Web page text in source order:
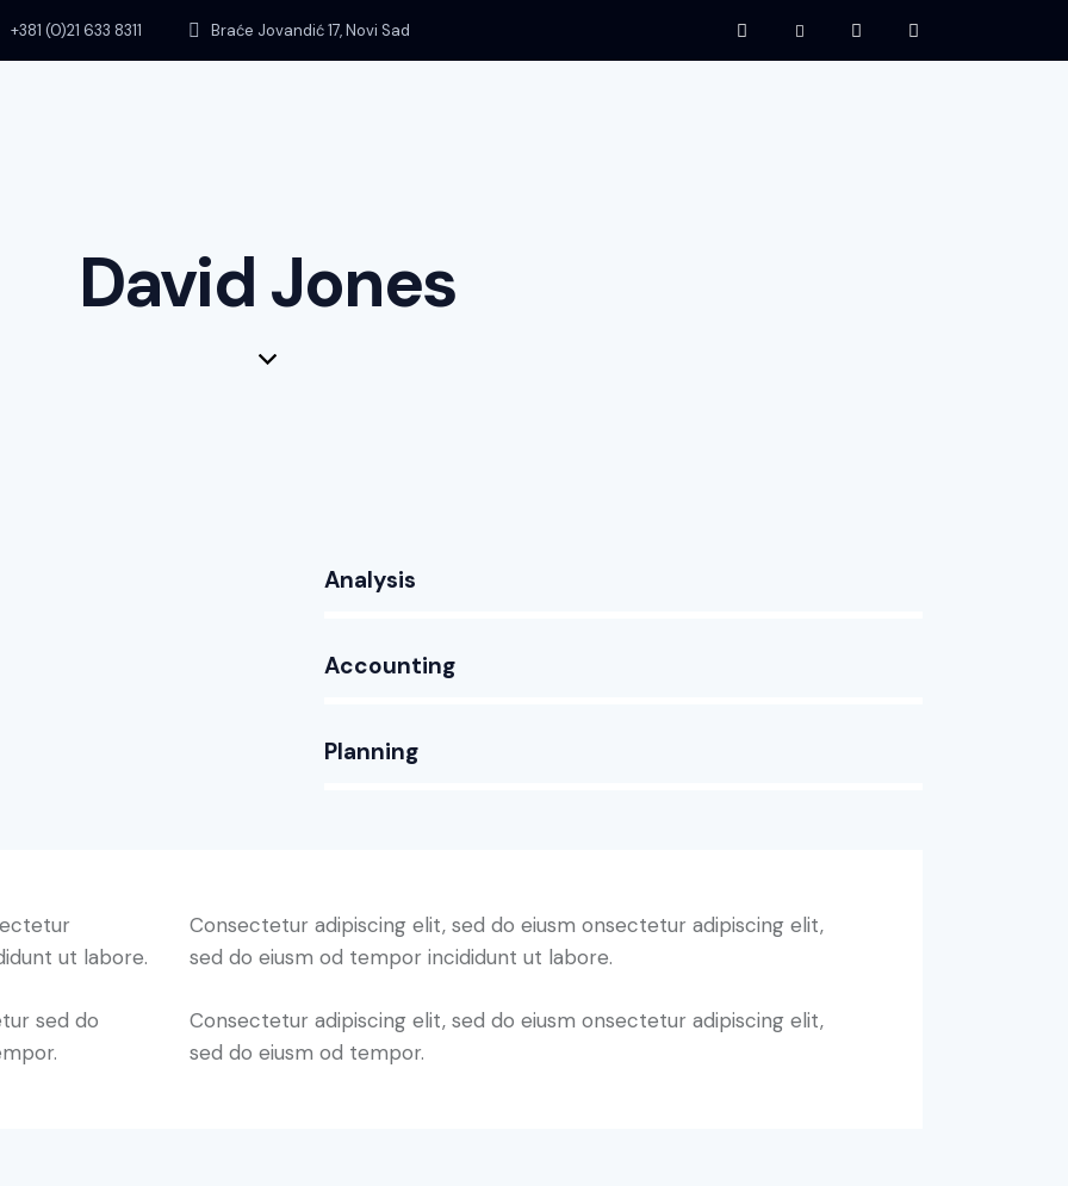
+381 (0)21 633 8311 Braće Jovandić 17, Novi Sad
David Jones
Analysis
Accounting
Planning
ut labore.
sed do
Consectetur adipiscing elit, sed do eiusm onsectetur adipiscing elit,
sed do eiusm od tempor incididunt ut labore.
Consectetur adipiscing elit, sed do eiusm onsectetur adipiscing elit,
sed do eiusm od tempor.